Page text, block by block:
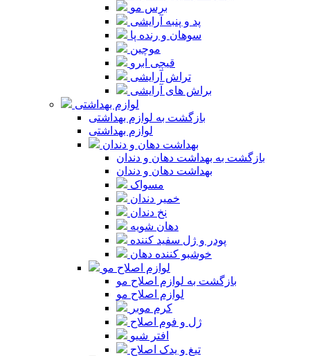
برس مو
پد و پنبه آرایشی
سوهان و رنده پا
موچین
قیچی ابرو
تراش آرایشی
براش های آرایشی
لوازم بهداشتی
بازگشت به لوازم بهداشتی
لوازم بهداشتی
بهداشت دهان و دندان
بازگشت به بهداشت دهان و دندان
بهداشت دهان و دندان
مسواک
خمیر دندان
نخ دندان
دهان شویه
پودر و ژل سفید کننده
خوشبو کننده دهان
لوازم اصلاح مو
بازگشت به لوازم اصلاح مو
لوازم اصلاح مو
کرم موبر
ژل و فوم اصلاح
افتر شیو
تیغ و یدک اصلاح